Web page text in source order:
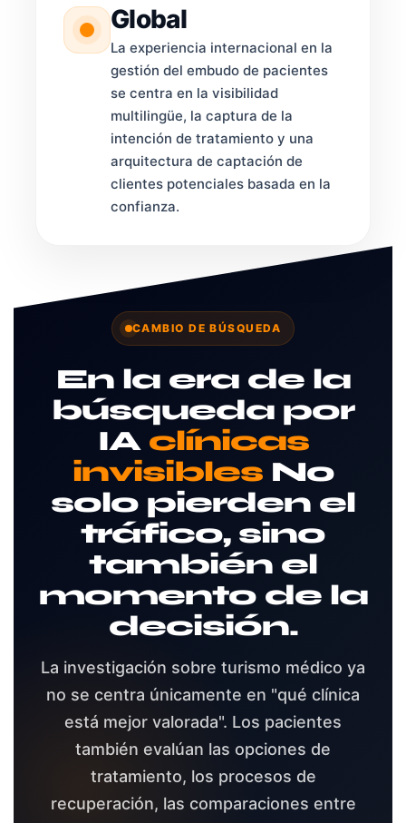
Global
La experiencia internacional en la
gestión del embudo de pacientes
se centra en la visibilidad
multilingüe, la captura de la
intención de tratamiento y una
arquitectura de captación de
clientes potenciales basada en la
confianza.
CAMBIO DE BÚSQUEDA
En la era de la
búsqueda por
IA clínicas
invisiblesNo
solo pierden el
tráfico, sino
también el
momento de la
decisión.
La investigación sobre turismo médico ya
no se centra únicamente en "qué clínica
está mejor valorada". Los pacientes
también evalúan las opciones de
tratamiento, los procesos de
recuperación, las comparaciones entre